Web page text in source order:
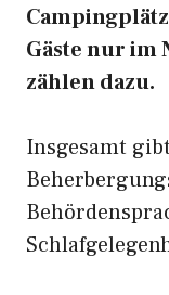
Gäste nur im
zählen dazu.
Insgesamt